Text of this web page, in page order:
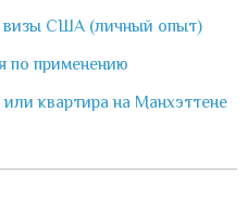
визы США (личный опыт)
применению
квартира на Манхэттене